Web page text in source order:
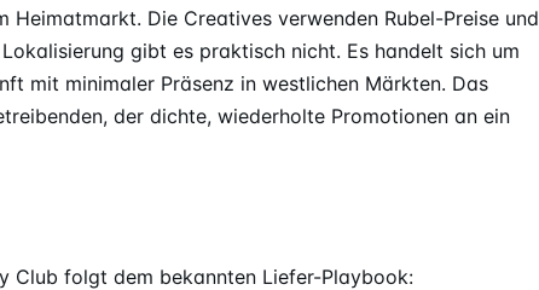
Heimatmarkt. Die Creatives verwenden Rubel-Preise und
gibt es praktisch nicht. Es handelt sich um
mit minimaler Präsenz in westlichen Märkten. Das
der dichte, wiederholte Promotionen an ein
Club folgt dem bekannten Liefer-Playbook: